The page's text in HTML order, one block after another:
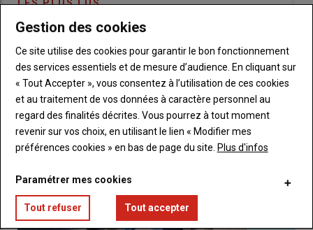
L'ISNdégaine la création d’un
observatoire économique
Sans moyen juridique pour réguler les prix, la filière mise sur la
transparence et le suivi. Suite à cette affaire, unobservatoire
économiquesera lancé pour tracer les marges à chaque
étape :producteurs ,affineurs,distributeurs. L’objectif sera
de rendre publiques ces données.
information claire, et les
LES PLUS LUS
Gestion des cookies
Ce site utilise des cookies pour garantir le bon fonctionnement
des services essentiels et de mesure d’audience. En cliquant sur
« Tout Accepter », vous consentez à l’utilisation de ces cookies
et au traitement de vos données à caractère personnel au
regard des finalités décrites. Vous pourrez à tout moment
revenir sur vos choix, en utilisant le lien « Modifier mes
préférences cookies » en bas de page du site. Plus d'infos
Paramétrer mes cookies
Tout refuser Tout accepter